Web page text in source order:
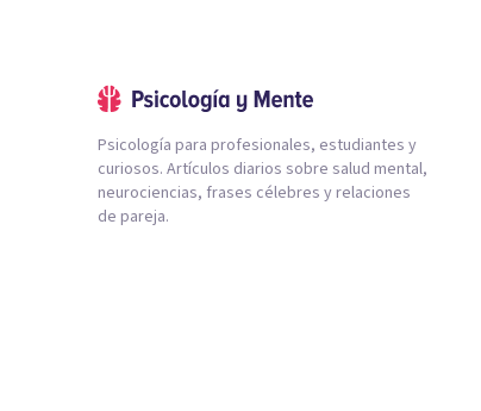
Psicología para profesionales, estudiantes y
curiosos. Artículos diarios sobre salud mental,
neurociencias, frases célebres y relaciones
de pareja.